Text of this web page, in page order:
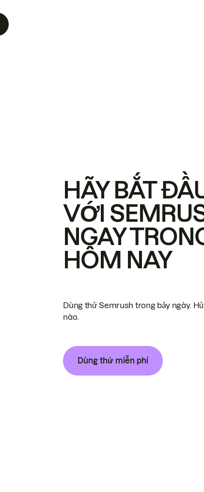
HÃY BẮT
VỚI
NGAY
HÔM NAY
Dùng thử Semrush trong bảy ngày.
nào.
Dùng thử miễn phí